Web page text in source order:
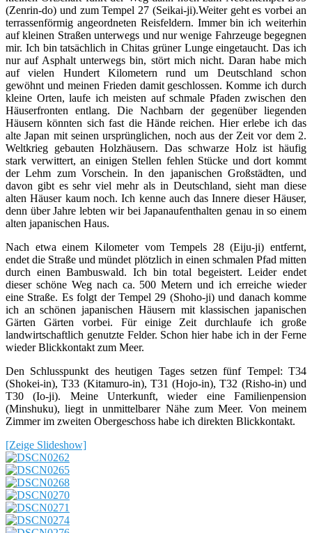
(Zenrin-do) und zum Tempel 27 (Seikai-ji).Weiter geht es vorbei an
terrassenförmig angeordneten Reisfeldern. Immer bin ich weiterhin
auf kleinen Straßen unterwegs und nur wenige Fahrzeuge begegnen
mir. Ich bin tatsächlich in Chitas grüner Lunge eingetaucht. Das ich
nur auf Asphalt unterwegs bin, stört mich nicht. Daran habe mich
auf vielen Hundert Kilometern rund um Deutschland schon
gewöhnt und meinen Frieden damit geschlossen. Komme ich durch
kleine Orten, laufe ich meisten auf schmale Pfaden zwischen den
Häuserfronten entlang. Die Nachbarn der gegenüber liegenden
Häusern könnten sich fast die Hände reichen. Hier erlebe ich das
alte Japan mit seinen ursprünglichen, noch aus der Zeit vor dem 2.
Weltkrieg gebauten Holzhäusern. Das schwarze Holz ist häufig
stark verwittert, an einigen Stellen fehlen Stücke und dort kommt
der Lehm zum Vorschein. In den japanischen Großstädten, und
davon gibt es sehr viel mehr als in Deutschland, sieht man diese
alten Häuser kaum noch. Ich kenne auch das Innere dieser Häuser,
denn über Jahre lebten wir bei Japanaufenthalten genau in so einem
alten japanischen Haus.
Nach etwa einem Kilometer vom Tempels 28 (Eiju-ji) entfernt,
endet die Straße und mündet plötzlich in einen schmalen Pfad mitten
durch einen Bambuswald. Ich bin total begeistert. Leider endet
dieser schöne Weg nach ca. 500 Metern und ich erreiche wieder
eine Straße. Es folgt der Tempel 29 (Shoho-ji) und danach komme
ich an schönen japanischen Häusern mit klassischen japanischen
Gärten Gärten vorbei. Für einige Zeit durchlaufe ich große
landwirtschaftlich genutzte Felder. Schon hier habe ich in der Ferne
wieder Blickkontakt zum Meer.
Den Schlusspunkt des heutigen Tages setzen fünf Tempel: T34
(Shokei-in), T33 (Kitamuro-in), T31 (Hojo-in), T32 (Risho-in) und
T30 (Io-ji). Meine Unterkunft, wieder eine Familienpension
(Minshuku), liegt in unmittelbarer Nähe zum Meer. Von meinem
Zimmer im zweiten Obergeschoss habe ich direkten Blickkontakt.
[Zeige Slideshow]